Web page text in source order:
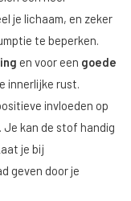
je lichaam, en zeker
te beperken.
en voor een goede
innerlijke rust.
invloeden op
Je kan de stof handig
je bij
geven door je